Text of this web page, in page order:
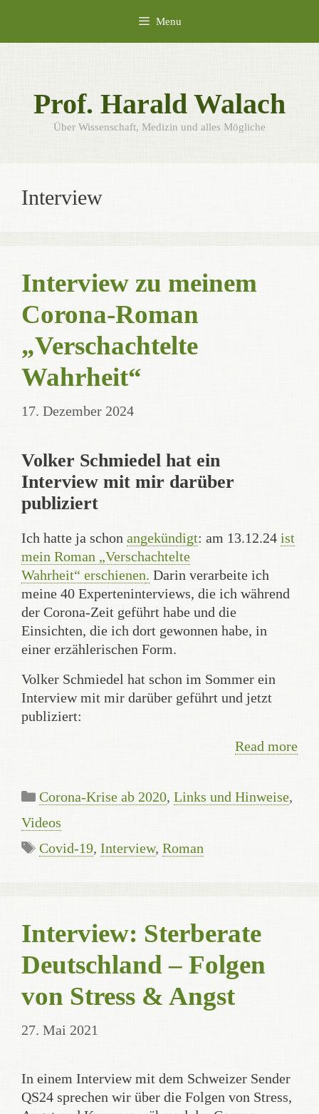
content
Menu
Prof. Harald Walach
Über Wissenschaft, Medizin und alles Mögliche
Interview
Interview zu meinem
Corona-Roman
„Verschachtelte
Wahrheit“
17. Dezember 2024
Volker Schmiedel hat ein
Interview mit mir darüber
publiziert
Ich hatte ja schon angekündigt: am 13.12.24 ist
mein Roman „Verschachtelte
Wahrheit“ erschienen. Darin verarbeite ich
meine 40 Experteninterviews, die ich während
der Corona-Zeit geführt habe und die
Einsichten, die ich dort gewonnen habe, in
einer erzählerischen Form.
Volker Schmiedel hat schon im Sommer ein
Interview mit mir darüber geführt und jetzt
publiziert:
Read more
Categories
Corona-Krise ab 2020, Links und Hinweise,
Videos
Tags
Covid-19, Interview, Roman
Interview: Sterberate
Deutschland – Folgen
von Stress & Angst
27. Mai 2021
In einem Interview mit dem Schweizer Sender
QS24 sprechen wir über die Folgen von Stress,